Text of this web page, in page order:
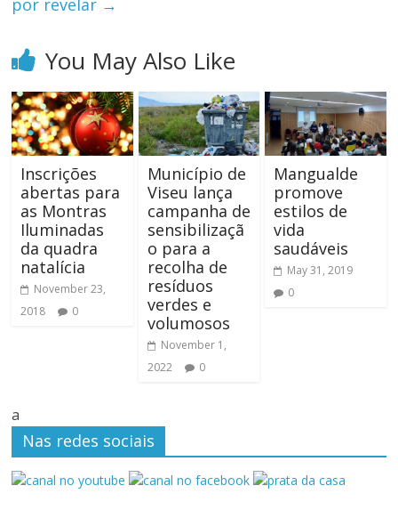
por revelar →
You May Also Like
Inscrições
abertas para
as Montras
Iluminadas
da quadra
natalícia
November 23,
2018
0
Município de
Viseu lança
campanha de
sensibilizaçã
o para a
recolha de
resíduos
verdes e
volumosos
November 1,
2022
0
Mangualde
promove
estilos de
vida
saudáveis
May 31, 2019
0
a
Nas redes sociais